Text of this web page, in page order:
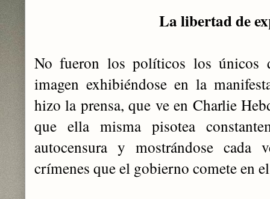
La libertad de
No fueron los políticos los únicos
imagen exhibiéndose en la
hizo la prensa, que ve en Charlie
que ella misma pisotea
autocensura y mostrándose
crímenes que el gobierno comete en